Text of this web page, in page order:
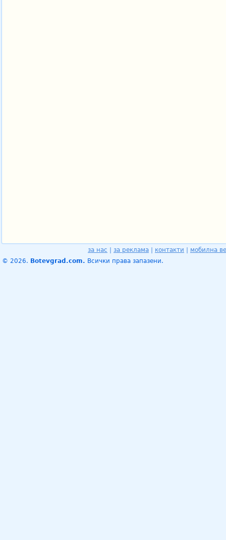
за нас за реклама контакти
мобилна
© 2026. Botevgrad.com. Всички права запазени.